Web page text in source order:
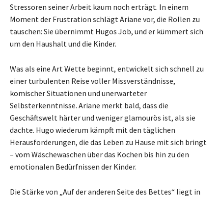
Stressoren seiner Arbeit kaum noch erträgt. In einem
Moment der Frustration schlägt Ariane vor, die Rollen zu
tauschen: Sie übernimmt Hugos Job, und er kümmert sich
um den Haushalt und die Kinder.
Was als eine Art Wette beginnt, entwickelt sich schnell zu
einer turbulenten Reise voller Missverständnisse,
komischer Situationen und unerwarteter
Selbsterkenntnisse. Ariane merkt bald, dass die
Geschäftswelt härter und weniger glamourös ist, als sie
dachte. Hugo wiederum kämpft mit den täglichen
Herausforderungen, die das Leben zu Hause mit sich bringt
– vom Wäschewaschen über das Kochen bis hin zu den
emotionalen Bedürfnissen der Kinder.
Die Stärke von „Auf der anderen Seite des Bettes“ liegt in